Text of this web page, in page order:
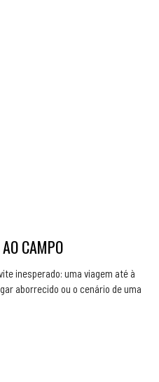
CAMPO
inesperado: uma viagem até à
aborrecido ou o cenário de uma